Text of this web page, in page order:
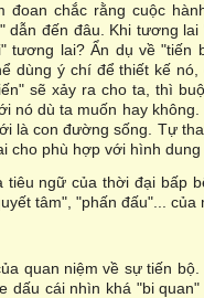
đoan chắc rằng cuộc
dẫn đến đâu. Khi tương
tương lai? Ẩn dụ về "tiến
dùng ý chí để thiết kế
sẽ xảy ra cho ta, thì
nó dù ta muốn hay
là con đường sống. Tự
cho phù hợp với hình dung
tiêu ngữ của thời đại bấp
tâm", "phấn đấu"... của
quan niệm về sự tiến
dấu cái nhìn khá "bi